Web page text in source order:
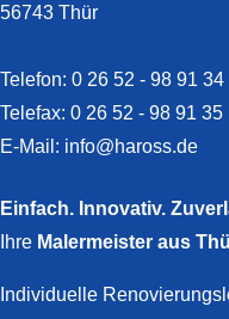
56743 Thür
Telefon: 0 26 52 - 98 91 34
Telefax: 0 26 52 - 98 91 35
E-Mail: info@haross.de
Einfach. Innovativ.
Ihre Malermeister aus
Individuelle